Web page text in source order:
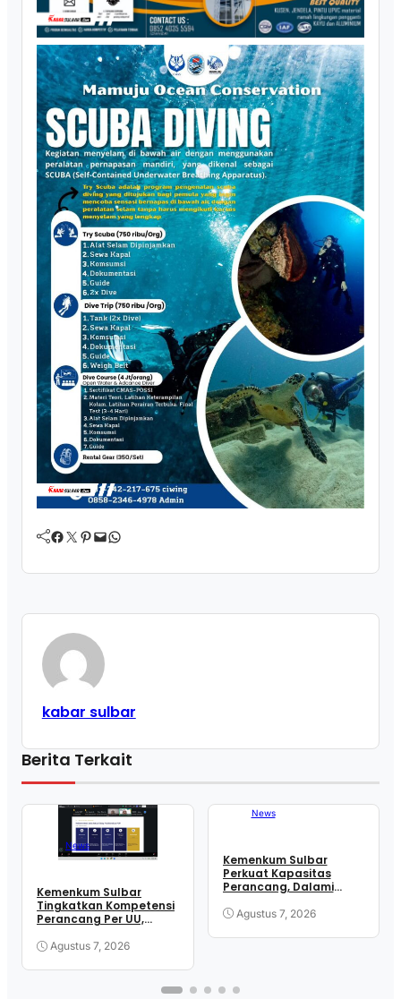
Facebook Twitter Pinterest Mail WhatsApp
kabar sulbar
Berita Terkait
News
Kemenkum Sulbar
Tingkatkan Kompetensi
Perancang Per UU,
Berkualitas
Agustus 7, 2026
News
Kemenkum Sulbar
Perkuat Kapasitas
Perancang, Dalami
Pengundangan
Agustus 7, 2026